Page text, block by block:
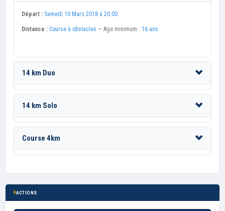
Départ : Samedi 10 Mars 2018 à 20:00
Distance : Course à obstacles — Age minimum : 16 ans
14 km Duo
14 km Solo
Course 4km
ACTIONS